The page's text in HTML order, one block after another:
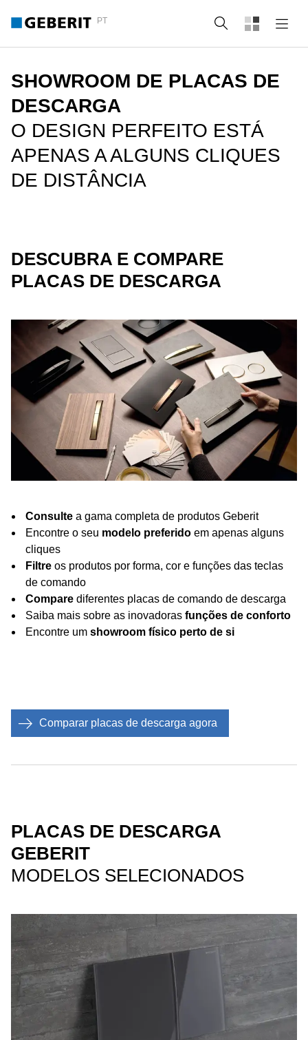
PT Pesquisa
SHOWROOM DE PLACAS DE
DESCARGA
O DESIGN PERFEITO ESTÁ
APENAS A ALGUNS CLIQUES
DE DISTÂNCIA
DESCUBRA E COMPARE
PLACAS DE DESCARGA
Consulte a gama completa de produtos Geberit
Encontre o seu modelo preferido em apenas alguns
cliques
Filtre os produtos por forma, cor e funções das teclas
de comando
Compare diferentes placas de comando de descarga
Saiba mais sobre as inovadoras funções de conforto
Encontre um showroom físico perto de si
Comparar placas de descarga agora
PLACAS DE DESCARGA
GEBERIT
MODELOS SELECIONADOS